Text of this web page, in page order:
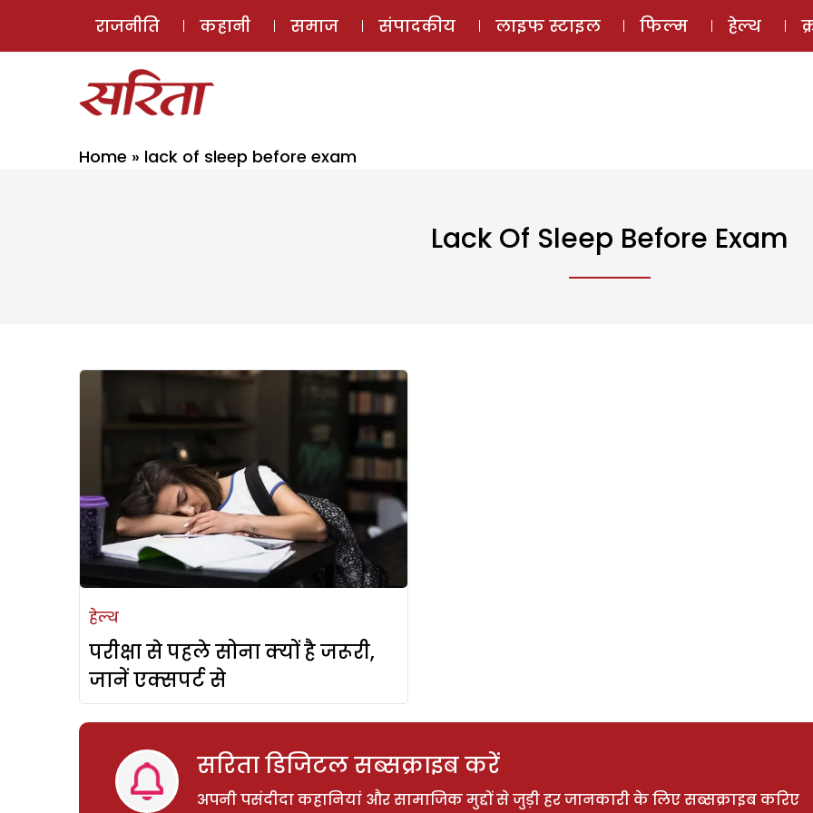
ई-मैगज़ीन
राजनीति कहानी समाज संपादकीय लाइफ स्टाइल फिल्म हेल्थ
Home » lack of sleep before exam
Lack Of Sleep Before Exam
हेल्थ
परीक्षा से पहले सोना क्यों है जरूरी,
जानें एक्सपर्ट से
सरिता डिजिटल सब्सक्राइब करें
अपनी पसंदीदा कहानियां और सामाजिक मुद्दों से जुड़ी हर जानकारी के लिए सब्सक्राइब करिए